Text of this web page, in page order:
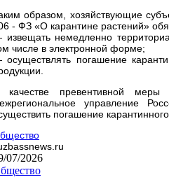
образом, хозяйствующие
- ФЗ «О карантине растений»
немедленно
числе в электронной форме;
погашение
качестве превентивной
управление
погашение
07/2026